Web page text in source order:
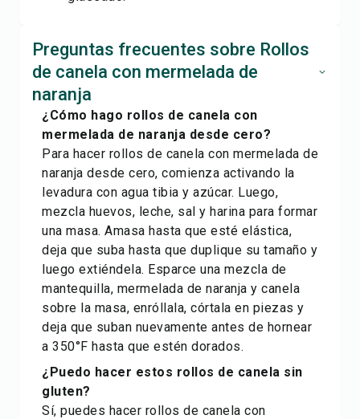
Preguntas frecuentes sobre Rollos
de canela con mermelada de
naranja
¿Cómo hago rollos de canela con
mermelada de naranja desde cero?
Para hacer rollos de canela con mermelada de
naranja desde cero, comienza activando la
levadura con agua tibia y azúcar. Luego,
mezcla huevos, leche, sal y harina para formar
una masa. Amasa hasta que esté elástica,
deja que suba hasta que duplique su tamaño y
luego extiéndela. Esparce una mezcla de
mantequilla, mermelada de naranja y canela
sobre la masa, enróllala, córtala en piezas y
deja que suban nuevamente antes de hornear
a 350°F hasta que estén dorados.
¿Puedo hacer estos rollos de canela sin
gluten?
Sí, puedes hacer rollos de canela con